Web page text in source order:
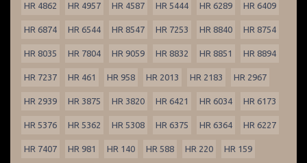
HR 4862 HR 4957 HR 4587 HR 5444 HR 6289 HR 6409
HR 6874 HR 6544 HR 8547 HR 7253 HR 8840 HR 8754
HR 8035 HR 7804 HR 9059 HR 8832 HR 8851 HR 8894
HR 7237 HR 461 HR 958 HR 2013 HR 2183 HR 2967
HR 2939 HR 3875 HR 3820 HR 6421 HR 6034 HR 6173
HR 5376 HR 5362 HR 5308 HR 6375 HR 6364 HR 6227
HR 7407 HR 981 HR 140 HR 588 HR 220 HR 159